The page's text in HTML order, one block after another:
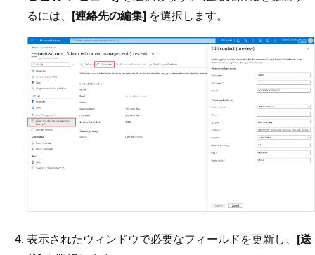
るには、 [連絡先の編集] を選択します。
表示されたウィンドウで必要なフィールドを更新し、 [送